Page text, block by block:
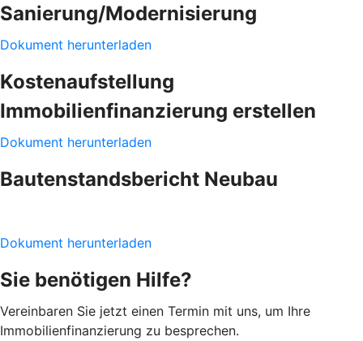
Sanierung/Modernisierung
Dokument herunterladen
Kostenaufstellung
Immobilienfinanzierung erstellen
Dokument herunterladen
Bautenstandsbericht Neubau
Dokument herunterladen
Sie benötigen Hilfe?
Vereinbaren Sie jetzt einen Termin mit uns, um Ihre
Immobilienfinanzierung zu besprechen.